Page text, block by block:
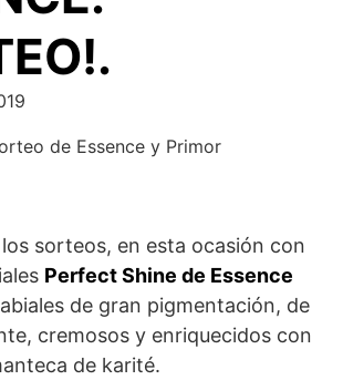
sorteos, en esta ocasión con
Perfect Shine de Essence
de gran pigmentación, de
cremosos y enriquecidos con
de karité.